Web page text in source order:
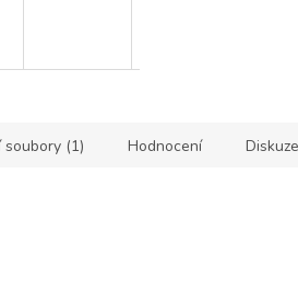
soubory (1) Hodnocení Diskuze